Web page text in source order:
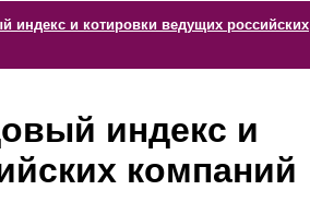
индекс и котировки ведущих российских
индекс и
компаний